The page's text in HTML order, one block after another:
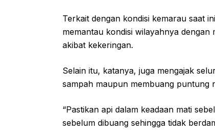
Terkait dengan kondisi kemarau saat
memantau kondisi wilayahnya
akibat kekeringan.
Selain itu, katanya, juga mengajak
sampah maupun membuang puntung
“Pastikan api dalam keadaan mati
sebelum dibuang sehingga tidak